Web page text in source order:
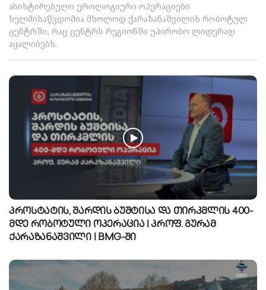
ასისტირებული უროლოგიური ოპერაციები
ხელმისაწვდომია მხოლოდ ქარაზანაშვილის რობოტულ
ცენტრში, რაც ცენტრს რეგიონში უპირობო ლიდერად
აყალიბებს.
პროსტატის, შარდის ბუშტისა და თირკმლის 400-
მდე რობოტული ოპერაცია | პროფ. გურამ
ქარაზანაშვილი | BMG-ში